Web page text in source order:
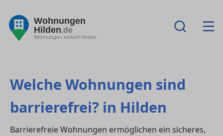
Wohnungen
Hilden.de
Wohnungen einfach finden
Welche Wohnungen sind
barrierefrei? in Hilden
Barrierefreie Wohnungen ermöglichen ein sicheres,